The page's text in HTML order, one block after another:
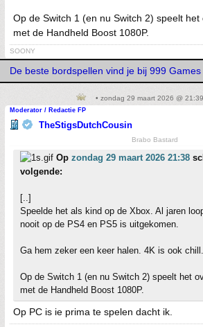
Op de Switch 1 (en nu Switch 2) speelt
met de Handheld Boost 1080P.
SOONY
De beste bordspellen vind je bij 999 Games
• zondag 29 maart 2026 @
Moderator / Redactie FP
TheStigsDutchCousin
Brabo Bastard
Op zondag 29 maart 2026 21:38
volgende:
[..]
Speelde het als kind op de Xbox. Al jaren
nooit op de PS4 en PS5 is uitgekomen.
Ga hem zeker een keer halen. 4K is ook chill.
Op de Switch 1 (en nu Switch 2) speelt het
met de Handheld Boost 1080P.
Op PC is ie prima te spelen dacht ik.